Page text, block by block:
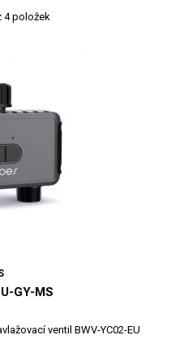
4 položek
GY-MS
ventil BWV-YC02-EU